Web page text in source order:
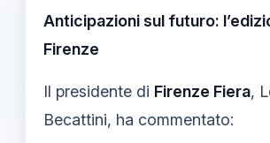
Anticipazioni sul futuro:
Firenze
Il presidente di Firenze Fiera,
Becattini, ha commentato: